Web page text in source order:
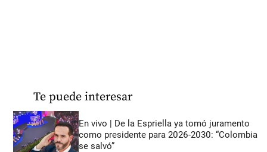
Te puede interesar
En vivo | De la Espriella ya tomó juramento
como presidente para 2026-2030: “Colombia
se salvó”